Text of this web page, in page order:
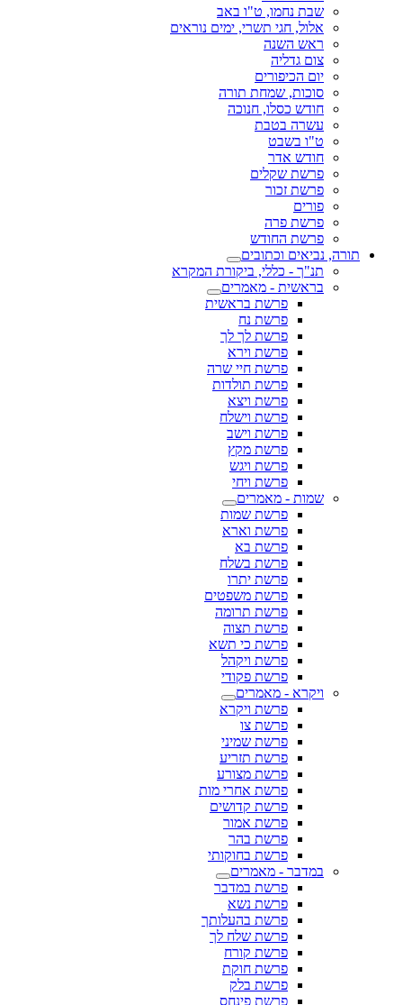
שבת נחמו, ט"ו באב
אלול, חגי תשרי, ימים נוראים
ראש השנה
צום גדליה
יום הכיפורים
סוכות, שמחת תורה
חודש כסלו, חנוכה
עשרה בטבת
ט"ו בשבט
חודש אדר
פרשת שקלים
פרשת זכור
פורים
פרשת פרה
פרשת החודש
תורה, נביאים וכתובים
תנ"ך - כללי, ביקורת המקרא
בראשית - מאמרים
פרשת בראשית
פרשת נח
פרשת לך לך
פרשת וירא
פרשת חיי שרה
פרשת תולדות
פרשת ויצא
פרשת וישלח
פרשת וישב
פרשת מקץ
פרשת ויגש
פרשת ויחי
שמות - מאמרים
פרשת שמות
פרשת וארא
פרשת בא
פרשת בשלח
פרשת יתרו
פרשת משפטים
פרשת תרומה
פרשת תצוה
פרשת כי תשא
פרשת ויקהל
פרשת פקודי
ויקרא - מאמרים
פרשת ויקרא
פרשת צו
פרשת שמיני
פרשת תזריע
פרשת מצורע
פרשת אחרי מות
פרשת קדושים
פרשת אמור
פרשת בהר
פרשת בחוקותי
במדבר - מאמרים
פרשת במדבר
פרשת נשא
פרשת בהעלותך
פרשת שלח לך
פרשת קורח
פרשת חוקת
פרשת בלק
פרשת פינחס